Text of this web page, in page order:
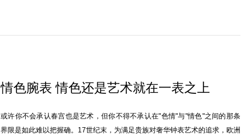
情色腕表 情色还是艺术就在一表之上
或许你不会承认春宫也是艺术，但你不得不承认在"色情"与"情色"之间的那条
界限是如此难以把握确。17世纪末，为满足贵族对奢华钟表艺术的追求，欧洲